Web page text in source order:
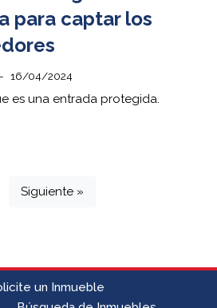
para captar los
16/04/2024
es una entrada protegida.
Siguiente »
un Inmueble